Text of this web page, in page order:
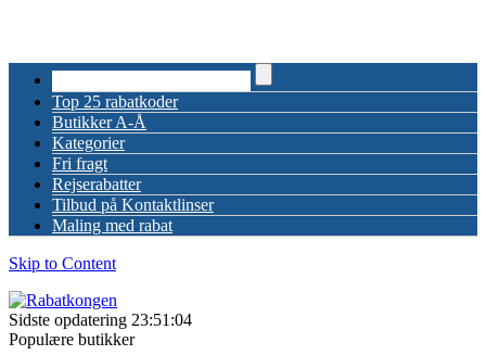
Top 25 rabatkoder
Butikker A-Å
Kategorier
Fri fragt
Rejserabatter
Tilbud på Kontaktlinser
Maling med rabat
Skip to Content
Sidste opdatering 23:51:04
Populære butikker